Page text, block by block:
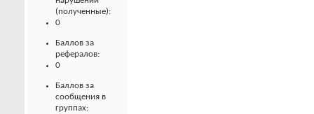
(полученные):
0
Баллов за
рефералов:
0
Баллов за
сообщения в
группах: